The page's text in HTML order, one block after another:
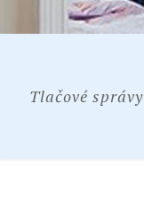
Tlačové správy